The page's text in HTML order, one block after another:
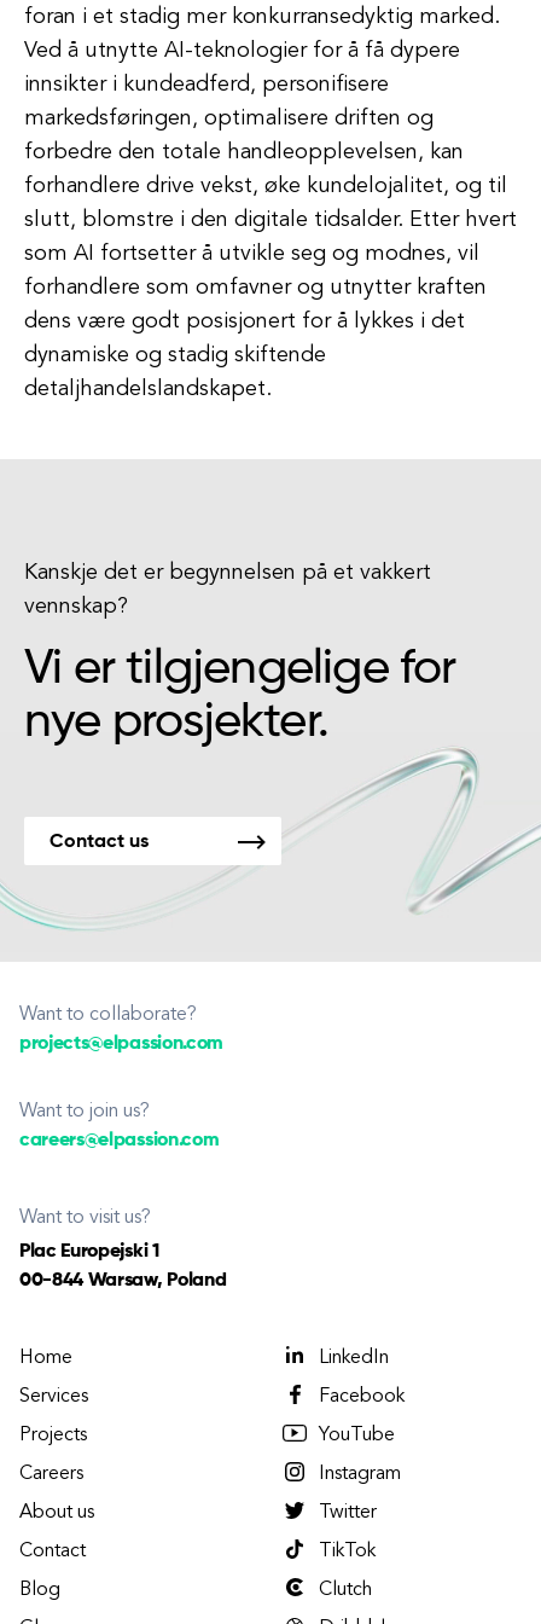
foran i et stadig mer konkurransedyktig marked.
Ved å utnytte AI-teknologier for å få dypere
innsikter i kundeadferd, personifisere
markedsføringen, optimalisere driften og
forbedre den totale handleopplevelsen, kan
forhandlere drive vekst, øke kundelojalitet, og til
slutt, blomstre i den digitale tidsalder. Etter hvert
som AI fortsetter å utvikle seg og modnes, vil
forhandlere som omfavner og utnytter kraften
dens være godt posisjonert for å lykkes i det
dynamiske og stadig skiftende
detaljhandelslandskapet.
Kanskje det er begynnelsen på et vakkert
vennskap?
Vi er tilgjengelige for
nye prosjekter.
Contact us
Want to collaborate?
projects@elpassion.com
Want to join us?
careers@elpassion.com
Want to visit us?
Plac Europejski 1
00-844 Warsaw, Poland
Home
Services
Projects
Careers
About us
Contact
Blog
LinkedIn
Facebook
YouTube
Instagram
Twitter
TikTok
Clutch